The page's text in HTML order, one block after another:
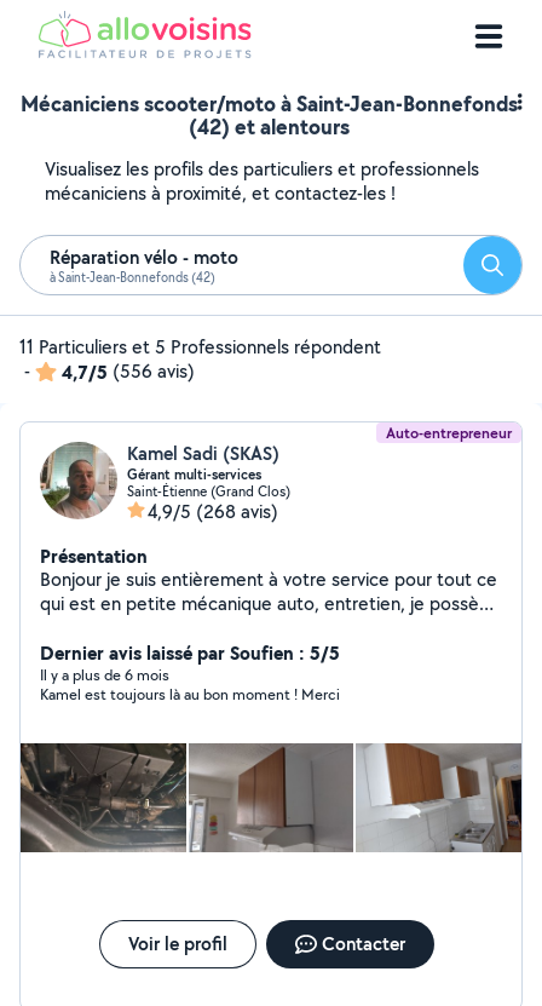
Mécaniciens scooter/moto à Saint-Jean-Bonnefonds
(42) et alentours
Visualisez les profils des particuliers et professionnels
mécaniciens à proximité, et contactez-les !
Réparation vélo - moto
à Saint-Jean-Bonnefonds (42)
11 Particuliers et 5 Professionnels répondent
-
4,7/5 (556 avis)
Auto-entrepreneur
Kamel Sadi (SKAS)
Gérant multi-services
Saint-Étienne (Grand Clos)
4,9/5 (268 avis)
Présentation
Bonjour je suis entièrement à votre service pour tout ce
qui est en petite mécanique auto, entretien, je possède
intérieur de votre habitation, je propose mes services
en déménagement .
Dernier avis laissé par Soufien : 5/5
Il y a plus de 6 mois
Kamel est toujours là au bon moment ! Merci
Voir le profil Contacter